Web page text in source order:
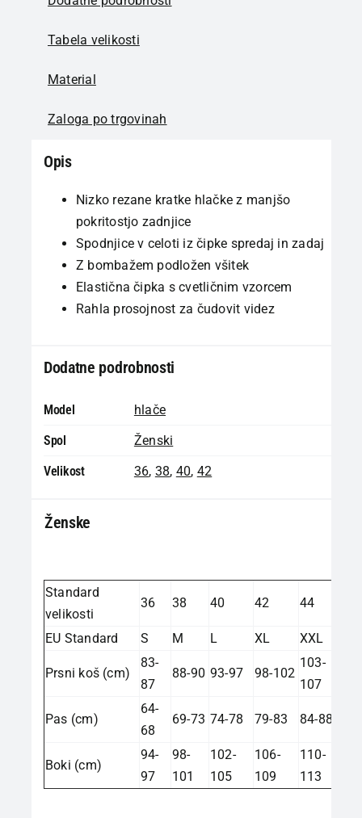
Tabela velikosti
Material
Zaloga po trgovinah
Opis
Nizko rezane kratke hlačke z manjšo
pokritostjo zadnjice
Spodnjice v celoti iz čipke spredaj in zadaj
Z bombažem podložen všitek
Elastična čipka s cvetličnim vzorcem
Rahla prosojnost za čudovit videz
Dodatne podrobnosti
Model
hlače
Spol
Ženski
Velikost
36, 38, 40, 42
Ženske
Standard
velikosti
36 38 40 42 44
EU Standard S M L XL XXL
Prsni koš (cm)
83-
87
88-90 93-97 98-102
103-
107
Pas (cm)
64-
68
69-73 74-78 79-83 84-88
Boki (cm)
94-
97
98-
101
102-
105
106-
109
110-
113